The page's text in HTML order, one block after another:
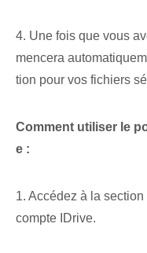
4. Une fois que vous
mencera
tion pour vos fichiers
Comment utiliser le
e :
1. Accédez à la
compte IDrive.